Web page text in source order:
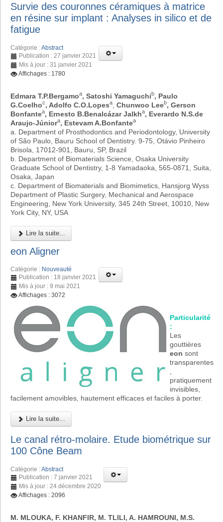
Survie des couronnes céramiques à matrice
en résine sur implant : Analyses in silico et de
fatigue
Catégorie :Abstract
Publication : 27 janvier 2021
Mis à jour : 31 janvier 2021
Affichages : 1780
Edmara T.P.Bergamoa, Satoshi Yamaguchib, Paulo
G.Coelhoc, Adolfo C.O.Lopesa Chunwoo Leeb, Gerson
Bonfantea, Ernesto B.Benalcázar Jalkha, Everardo N.S.de
Araujo-Júniora, Estevam A.Bonfantea
a. Department of Prosthodontics and Periodontology, University
of São Paulo, Bauru School of Dentistry. 9-75, Otávio Pinheiro
Brisola, 17012-901, Bauru, SP, Brazil
b. Department of Biomaterials Science, Osaka University
Graduate School of Dentistry, 1-8 Yamadaoka, 565-0871, Suita,
Osaka, Japan
c. Department of Biomaterials and Biomimetics, Hansjorg Wyss
Department of Plastic Surgery, Mechanical and Aerospace
Engineering, New York University, 345 24th Street, 10010, New
York City, NY, USA
Lire la suite...
eon Aligner
Catégorie : Nouveauté
Publication : 18 janvier 2021
Mis à jour : 9 mai 2021
Affichages : 3072
Particularité
:
Les
gouttières
eon sont
transparentes
,
pratiquement
invisibles,
facilement amovibles, hautement efficaces et faciles à porter.
Lire la suite...
Le canal rétro-molaire. Etude biométrique sur
100 Cône Beam
Catégorie :Abstract
Publication : 7 janvier 2021
Mis à jour : 24 décembre 2020
Affichages : 2096
M. MLOUKA, F. KHANFIR, M. TLILI, A. HAMROUNI, M.S.